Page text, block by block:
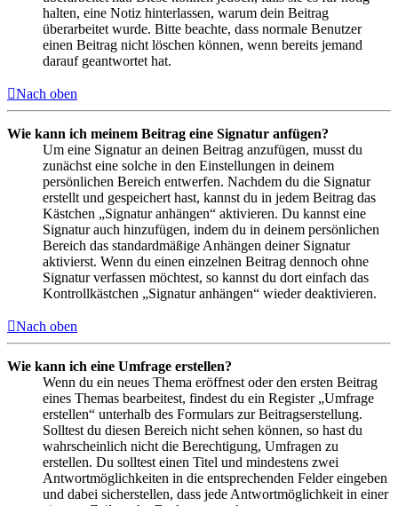
halten, eine Notiz hinterlassen, warum dein Beitrag
überarbeitet wurde. Bitte beachte, dass normale Benutzer
einen Beitrag nicht löschen können, wenn bereits jemand
darauf geantwortet hat.
Nach oben
Wie kann ich meinem Beitrag eine Signatur anfügen?
Um eine Signatur an deinen Beitrag anzufügen, musst du
zunächst eine solche in den Einstellungen in deinem
persönlichen Bereich entwerfen. Nachdem du die Signatur
erstellt und gespeichert hast, kannst du in jedem Beitrag das
Kästchen „Signatur anhängen“ aktivieren. Du kannst eine
Signatur auch hinzufügen, indem du in deinem persönlichen
Bereich das standardmäßige Anhängen deiner Signatur
aktivierst. Wenn du einen einzelnen Beitrag dennoch ohne
Signatur verfassen möchtest, so kannst du dort einfach das
Kontrollkästchen „Signatur anhängen“ wieder deaktivieren.
Nach oben
Wie kann ich eine Umfrage erstellen?
Wenn du ein neues Thema eröffnest oder den ersten Beitrag
eines Themas bearbeitest, findest du ein Register „Umfrage
erstellen“ unterhalb des Formulars zur Beitragserstellung.
Solltest du diesen Bereich nicht sehen können, so hast du
wahrscheinlich nicht die Berechtigung, Umfragen zu
erstellen. Du solltest einen Titel und mindestens zwei
Antwortmöglichkeiten in die entsprechenden Felder eingeben
und dabei sicherstellen, dass jede Antwortmöglichkeit in einer